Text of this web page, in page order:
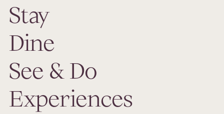
Stay
Dine
See & Do
Experiences